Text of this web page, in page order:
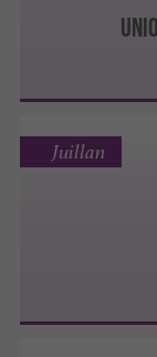
Juillan